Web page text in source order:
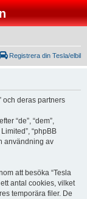
Registrera din Tesla/elbil
och deras partners
“de”, “dem”,
“phpBB
användning av
att besöka “Tesla
antal cookies, vilket
temporära filer. De